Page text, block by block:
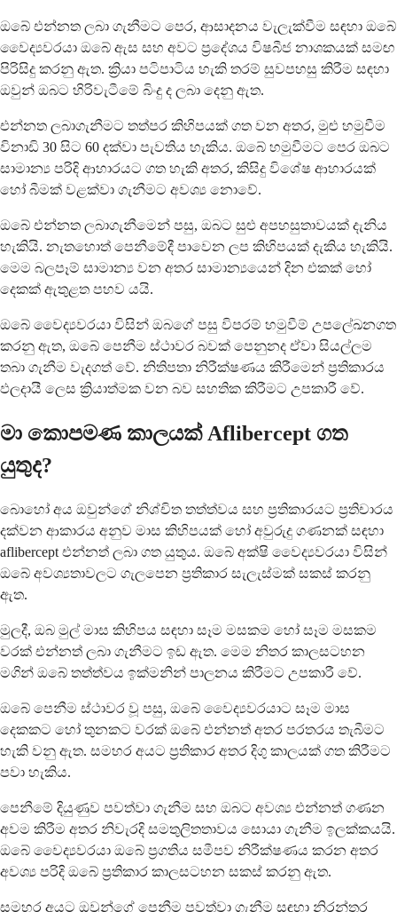
ඔබේ එන්නත ලබා ගැනීමට පෙර, ආසාදනය වැලැක්වීම සඳහා ඔබේ
වෛද්‍යවරයා ඔබේ ඇස සහ අවට ප්‍රදේශය විෂබීජ නාශකයක් සමඟ
පිරිසිදු කරනු ඇත. ක්‍රියා පටිපාටිය හැකි තරම් සුවපහසු කිරීම සඳහා
ඔවුන් ඔබට හිරිවැටීමේ බිංදු ද ලබා දෙනු ඇත.
එන්නත ලබාගැනීමට තත්පර කිහිපයක් ගත වන අතර, මුළු හමුවීම
විනාඩි 30 සිට 60 දක්වා පැවතිය හැකිය. ඔබේ හමුවීමට පෙර ඔබට
සාමාන්‍ය පරිදි ආහාරයට ගත හැකි අතර, කිසිදු විශේෂ ආහාරයක්
හෝ බීමක් වළක්වා ගැනීමට අවශ්‍ය නොවේ.
ඔබේ එන්නත ලබාගැනීමෙන් පසු, ඔබට සුළු අපහසුතාවයක් දැනිය
හැකියි. නැතහොත් පෙනීමේදී පාවෙන ලප කිහිපයක් දැකිය හැකියි.
මෙම බලපෑම් සාමාන්‍ය වන අතර සාමාන්‍යයෙන් දින එකක් හෝ
දෙකක් ඇතුළත පහව යයි.
ඔබේ වෛද්‍යවරයා විසින් ඔබගේ පසු විපරම් හමුවීම් උපලේඛනගත
කරනු ඇත, ඔබේ පෙනීම ස්ථාවර බවක් පෙනුනද ඒවා සියල්ලම
තබා ගැනීම වැදගත් වේ. නිතිපතා නිරීක්ෂණය කිරීමෙන් ප්‍රතිකාරය
ඵලදායී ලෙස ක්‍රියාත්මක වන බව සහතික කිරීමට උපකාරී වේ.
මා කොපමණ කාලයක් Aflibercept ගත
යුතුද?
බොහෝ අය ඔවුන්ගේ නිශ්චිත තත්ත්වය සහ ප්‍රතිකාරයට ප්‍රතිචාරය
දක්වන ආකාරය අනුව මාස කිහිපයක් හෝ අවුරුදු ගණනක් සඳහා
aflibercept එන්නත් ලබා ගත යුතුය. ඔබේ අක්ෂි වෛද්‍යවරයා විසින්
ඔබේ අවශ්‍යතාවලට ගැලපෙන ප්‍රතිකාර සැලැස්මක් සකස් කරනු
ඇත.
මුලදී, ඔබ මුල් මාස කිහිපය සඳහා සෑම මසකම හෝ සෑම මසකම
වරක් එන්නත් ලබා ගැනීමට ඉඩ ඇත. මෙම නිතර කාලසටහන
මගින් ඔබේ තත්ත්වය ඉක්මනින් පාලනය කිරීමට උපකාරී වේ.
ඔබේ පෙනීම ස්ථාවර වූ පසු, ඔබේ වෛද්‍යවරයාට සෑම මාස
දෙකකට හෝ තුනකට වරක් ඔබේ එන්නත් අතර පරතරය තැබීමට
හැකි වනු ඇත. සමහර අයට ප්‍රතිකාර අතර දිගු කාලයක් ගත කිරීමට
පවා හැකිය.
පෙනීමේ දියුණුව පවත්වා ගැනීම සහ ඔබට අවශ්‍ය එන්නත් ගණන
අවම කිරීම අතර නිවැරදි සමතුලිතතාවය සොයා ගැනීම ඉලක්කයයි.
ඔබේ වෛද්‍යවරයා ඔබේ ප්‍රගතිය සමීපව නිරීක්ෂණය කරන අතර
අවශ්‍ය පරිදි ඔබේ ප්‍රතිකාර කාලසටහන සකස් කරනු ඇත.
සමහර අයට ඔවුන්ගේ පෙනීම පවත්වා ගැනීම සඳහා නිරන්තර